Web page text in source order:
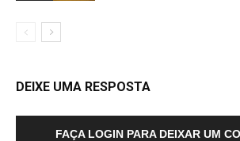
DEIXE UMA RESPOSTA
FAÇA LOGIN PARA DEIXAR UM